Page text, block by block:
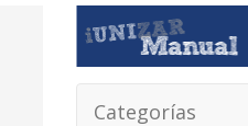
Categorías